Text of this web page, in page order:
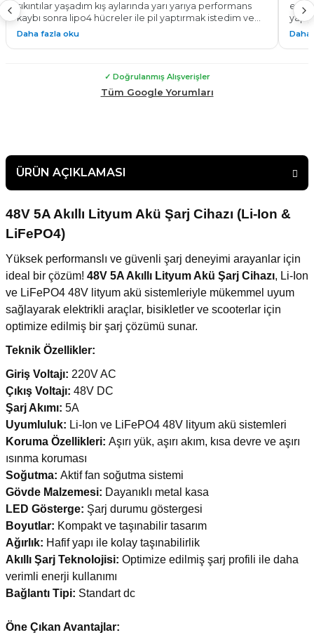
sıkıntılar yaşadım kış aylarında yarı yarıya performans
kaybı sonra lipo4 hücreler ile pil yaptırmak istedim ve
bu işin ustası the dekar energy ile tanıştım 24v 100 a pil
yardımlarından dolayı çok teşekkür ederim. Güvenle
malının arkasında duran bir firma çekinmeden alış veriş
Daha fazla oku Daha
✓ Doğrulanmış Alışverişler
Tüm Google Yorumları
ÜRÜN AÇIKLAMASI
48V 5A Akıllı Lityum Akü Şarj Cihazı (Li-Ion &
LiFePO4)
Yüksek performanslı ve güvenli şarj deneyimi arayanlar için
ideal bir çözüm! 48V 5A Akıllı Lityum Akü Şarj Cihazı, Li-Ion
ve LiFePO4 48V lityum akü sistemleriyle mükemmel uyum
sağlayarak elektrikli araçlar, bisikletler ve scooterlar için
optimize edilmiş bir şarj çözümü sunar.
Teknik Özellikler:
Giriş Voltajı: 220V AC
Çıkış Voltajı: 48V DC
Şarj Akımı: 5A
Uyumluluk: Li-Ion ve LiFePO4 48V lityum akü sistemleri
Koruma Özellikleri: Aşırı yük, aşırı akım, kısa devre ve aşırı
ısınma koruması
Soğutma: Aktif fan soğutma sistemi
Gövde Malzemesi: Dayanıklı metal kasa
LED Gösterge: Şarj durumu göstergesi
Boyutlar: Kompakt ve taşınabilir tasarım
Ağırlık: Hafif yapı ile kolay taşınabilirlik
Akıllı Şarj Teknolojisi: Optimize edilmiş şarj profili ile daha
verimli enerji kullanımı
Bağlantı Tipi: Standart dc
Öne Çıkan Avantajlar: